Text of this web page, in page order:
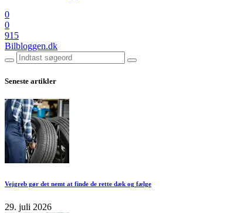
0
0
915
Bilbloggen.dk
Seneste artikler
Vejgreb gør det nemt at finde de rette dæk og fælge
29. juli 2026